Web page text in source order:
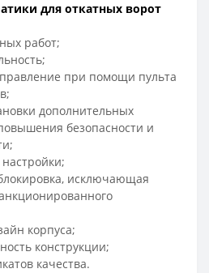
для откатных ворот
работ;
при помощи пульта
дополнительных
безопасности и
исключающая
корпуса;
конструкции;
качества.